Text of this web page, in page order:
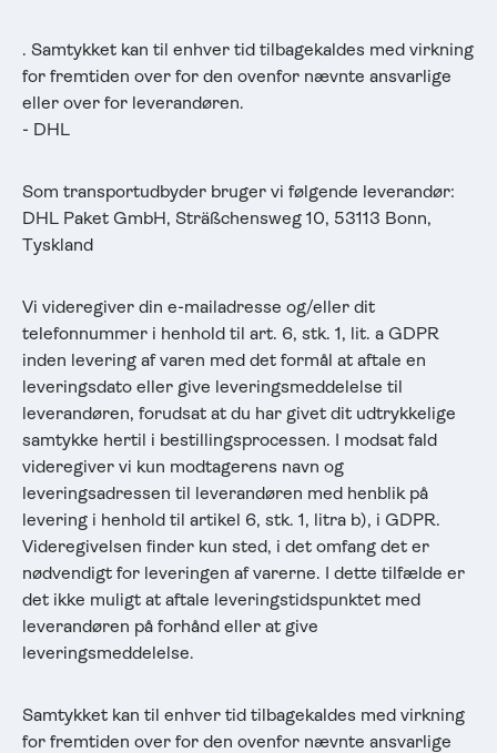
. Samtykket kan til enhver tid tilbagekaldes med virkning
for fremtiden over for den ovenfor nævnte ansvarlige
eller over for leverandøren.
- DHL
Som transportudbyder bruger vi følgende leverandør:
DHL Paket GmbH, Sträßchensweg 10, 53113 Bonn,
Tyskland
Vi videregiver din e-mailadresse og/eller dit
telefonnummer i henhold til art. 6, stk. 1, lit. a GDPR
inden levering af varen med det formål at aftale en
leveringsdato eller give leveringsmeddelelse til
leverandøren, forudsat at du har givet dit udtrykkelige
samtykke hertil i bestillingsprocessen. I modsat fald
videregiver vi kun modtagerens navn og
leveringsadressen til leverandøren med henblik på
levering i henhold til artikel 6, stk. 1, litra b), i GDPR.
Videregivelsen finder kun sted, i det omfang det er
nødvendigt for leveringen af varerne. I dette tilfælde er
det ikke muligt at aftale leveringstidspunktet med
leverandøren på forhånd eller at give
leveringsmeddelelse.
Samtykket kan til enhver tid tilbagekaldes med virkning
for fremtiden over for den ovenfor nævnte ansvarlige